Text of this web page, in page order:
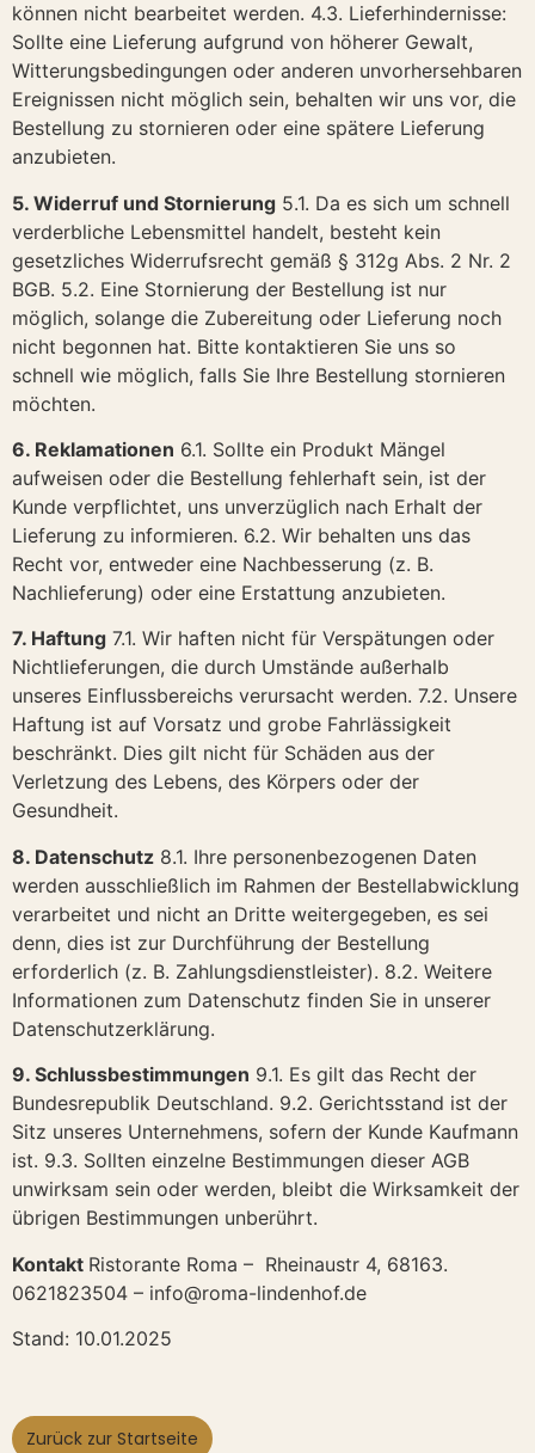
können nicht bearbeitet werden. 4.3. Lieferhindernisse:
Sollte eine Lieferung aufgrund von höherer Gewalt,
Witterungsbedingungen oder anderen unvorhersehbaren
Ereignissen nicht möglich sein, behalten wir uns vor, die
Bestellung zu stornieren oder eine spätere Lieferung
anzubieten.
5. Widerruf und Stornierung 5.1. Da es sich um schnell
verderbliche Lebensmittel handelt, besteht kein
gesetzliches Widerrufsrecht gemäß § 312g Abs. 2 Nr. 2
BGB. 5.2. Eine Stornierung der Bestellung ist nur
möglich, solange die Zubereitung oder Lieferung noch
nicht begonnen hat. Bitte kontaktieren Sie uns so
schnell wie möglich, falls Sie Ihre Bestellung stornieren
möchten.
6. Reklamationen 6.1. Sollte ein Produkt Mängel
aufweisen oder die Bestellung fehlerhaft sein, ist der
Kunde verpflichtet, uns unverzüglich nach Erhalt der
Lieferung zu informieren. 6.2. Wir behalten uns das
Recht vor, entweder eine Nachbesserung (z. B.
Nachlieferung) oder eine Erstattung anzubieten.
7. Haftung 7.1. Wir haften nicht für Verspätungen oder
Nichtlieferungen, die durch Umstände außerhalb
unseres Einflussbereichs verursacht werden. 7.2. Unsere
Haftung ist auf Vorsatz und grobe Fahrlässigkeit
beschränkt. Dies gilt nicht für Schäden aus der
Verletzung des Lebens, des Körpers oder der
Gesundheit.
8. Datenschutz 8.1. Ihre personenbezogenen Daten
werden ausschließlich im Rahmen der Bestellabwicklung
verarbeitet und nicht an Dritte weitergegeben, es sei
denn, dies ist zur Durchführung der Bestellung
erforderlich (z. B. Zahlungsdienstleister). 8.2. Weitere
Informationen zum Datenschutz finden Sie in unserer
Datenschutzerklärung.
9. Schlussbestimmungen 9.1. Es gilt das Recht der
Bundesrepublik Deutschland. 9.2. Gerichtsstand ist der
Sitz unseres Unternehmens, sofern der Kunde Kaufmann
ist. 9.3. Sollten einzelne Bestimmungen dieser AGB
unwirksam sein oder werden, bleibt die Wirksamkeit der
übrigen Bestimmungen unberührt.
Kontakt Ristorante Roma – Rheinaustr 4, 68163.
0621823504 – info@roma-lindenhof.de
Stand: 10.01.2025
Zurück zur Startseite